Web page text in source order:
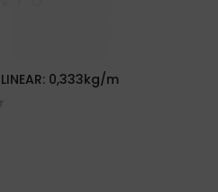
0,333kg/m